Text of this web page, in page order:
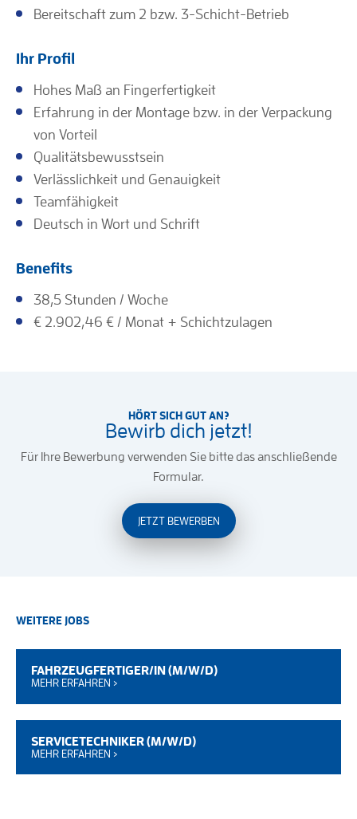
Bereitschaft zum 2 bzw. 3-Schicht-Betrieb
Ihr Profil
Hohes Maß an Fingerfertigkeit
Erfahrung in der Montage bzw. in der Verpackung
von Vorteil
Qualitätsbewusstsein
Verlässlichkeit und Genauigkeit
Teamfähigkeit
Deutsch in Wort und Schrift
Benefits
38,5 Stunden / Woche
€ 2.902,46 € / Monat + Schichtzulagen
HÖRT SICH GUT AN?
Bewirb dich jetzt!
Für Ihre Bewerbung verwenden Sie bitte das anschließende
Formular.
JETZT BEWERBEN
WEITERE JOBS
FAHRZEUGFERTIGER/IN (M/W/D)
MEHR ERFAHREN ›
SERVICETECHNIKER (M/W/D)
MEHR ERFAHREN ›